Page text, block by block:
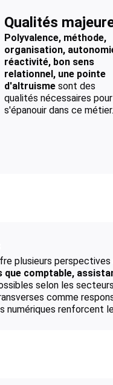
Qualités
Polyvalence, méthode,
organisation,
réactivité, bon sens
relationnel, une pointe
d'altruisme sont des
qualités nécessaires pour
s'épanouir dans ce métier.
plusieurs perspectives
comptable,
selon les
comme
renforcent